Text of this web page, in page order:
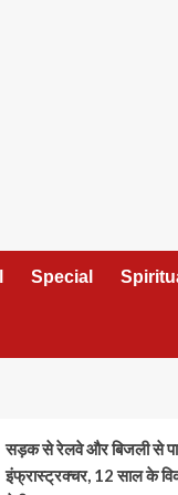
Special
सड़क से रेलवे और बिजली से
इंफ्रास्ट्रक्चर, 12 साल के